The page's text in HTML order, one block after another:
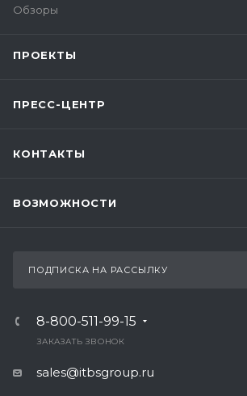
Обзоры
ПРОЕКТЫ
ПРЕСС-ЦЕНТР
КОНТАКТЫ
ВОЗМОЖНОСТИ
ПОДПИСКА НА РАССЫЛКУ
8-800-511-99-15
ЗАКАЗАТЬ ЗВОНОК
sales@itbsgroup.ru